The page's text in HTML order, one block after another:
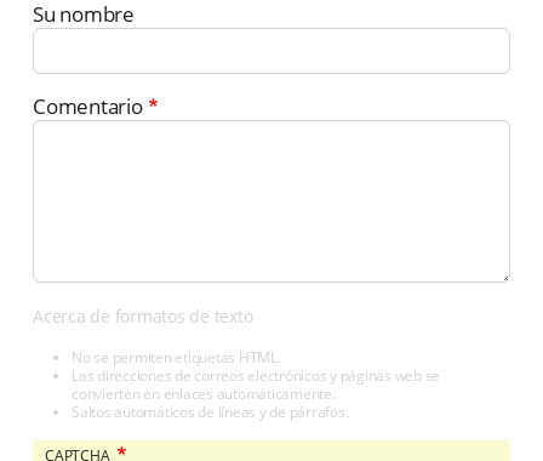
Su nombre
Comentario
Acerca de formatos de texto
No se permiten etiquetas HTML.
Las direcciones de correos electrónicos y páginas web se
convierten en enlaces automáticamente.
Saltos automáticos de líneas y de párrafos.
CAPTCHA